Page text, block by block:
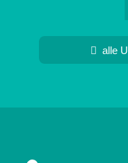
alle